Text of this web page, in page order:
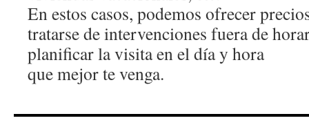
En estos casos, podemos ofrecer
tratarse de intervenciones fuera de
planificar la visita en el día y hora
que mejor te venga.